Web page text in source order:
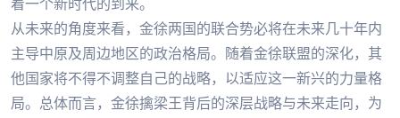
着一个新时代的到来。
从未来的角度来看，金徐两国的联合势必将在未来几十年内
主导中原及周边地区的政治格局。随着金徐联盟的深化，其
他国家将不得不调整自己的战略，以适应这一新兴的力量格
局。总体而言，金徐擒梁王背后的深层战略与未来走向，为